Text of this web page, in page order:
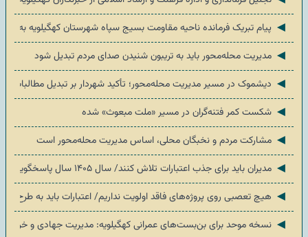
◄ پیام تبریک فرمانده ناحیه مقاومت بسیج سپاه شهرستان کهگیلویه
◄ مدیریت محله‌محور باید به تریبون شنیدن صدای مردم تبدیل شود
◄ دیشموک در مسیر مدیریت محله‌محور؛ تأکید شهردار بر تبدیل مطالبات
◄ شکست کمر فتنه‌گران در مسیر «ملت مبعوث» شده
◄ مشارکت مردم و نخبگان محلی، اساس مدیریت محله‌محور است
◄ مدیران باید برای جذب اعتبارات تلاش کنند/ سال ۱۴۰۵ سال پاسخگویی درباره عملکرد اعتبارات است
◄ هیچ تعصبی روی پروژه‌های فاقد اولویت نداریم/ اعتبارات باید به طرح‌های
◄ نسخه موحد برای بن‌بست‌های عمرانی کهگیلویه: مدیریت جهادی و خروجی